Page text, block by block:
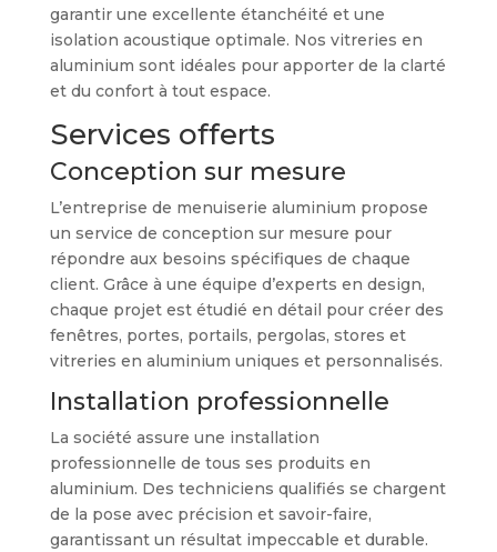
garantir une excellente étanchéité et une
isolation acoustique optimale. Nos vitreries en
aluminium sont idéales pour apporter de la clarté
et du confort à tout espace.
Services offerts
Conception sur mesure
L’entreprise de menuiserie aluminium propose
un service de conception sur mesure pour
répondre aux besoins spécifiques de chaque
client. Grâce à une équipe d’experts en design,
chaque projet est étudié en détail pour créer des
fenêtres, portes, portails, pergolas, stores et
vitreries en aluminium uniques et personnalisés.
Installation professionnelle
La société assure une installation
professionnelle de tous ses produits en
aluminium. Des techniciens qualifiés se chargent
de la pose avec précision et savoir-faire,
garantissant un résultat impeccable et durable.